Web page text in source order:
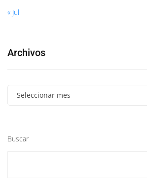
« Jul
Archivos
Seleccionar mes
Buscar